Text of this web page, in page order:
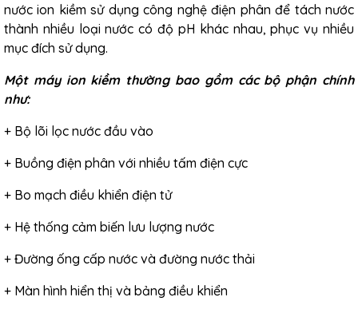
nước ion kiềm sử dụng công nghệ điện phân để tách nước
thành nhiều loại nước có độ pH khác nhau, phục vụ nhiều
mục đích sử dụng.
Một máy ion kiềm thường bao gồm các bộ phận chính
như:
+ Bộ lõi lọc nước đầu vào
+ Buồng điện phân với nhiều tấm điện cực
+ Bo mạch điều khiển điện tử
+ Hệ thống cảm biến lưu lượng nước
+ Đường ống cấp nước và đường nước thải
+ Màn hình hiển thị và bảng điều khiển